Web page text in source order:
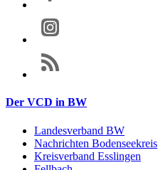
Der VCD in BW
Landesverband BW
Nachrichten Bodenseekreis
Kreisverband Esslingen